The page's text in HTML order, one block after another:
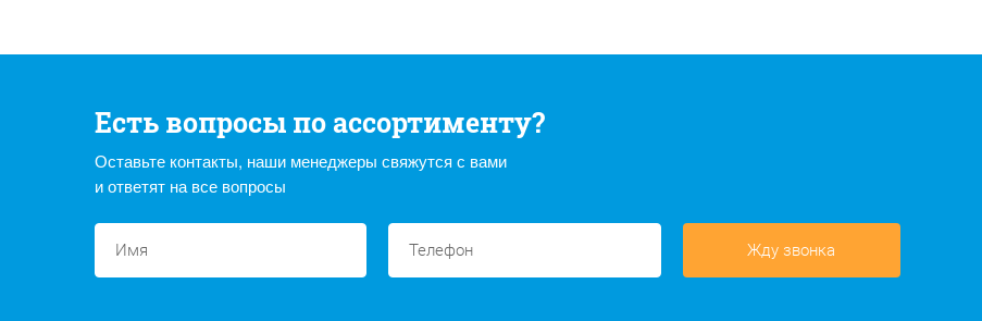
Есть вопросы по ассортименту?
Оставьте контакты, наши менеджеры свяжутся с вами
и ответят на все вопросы
Жду звонка